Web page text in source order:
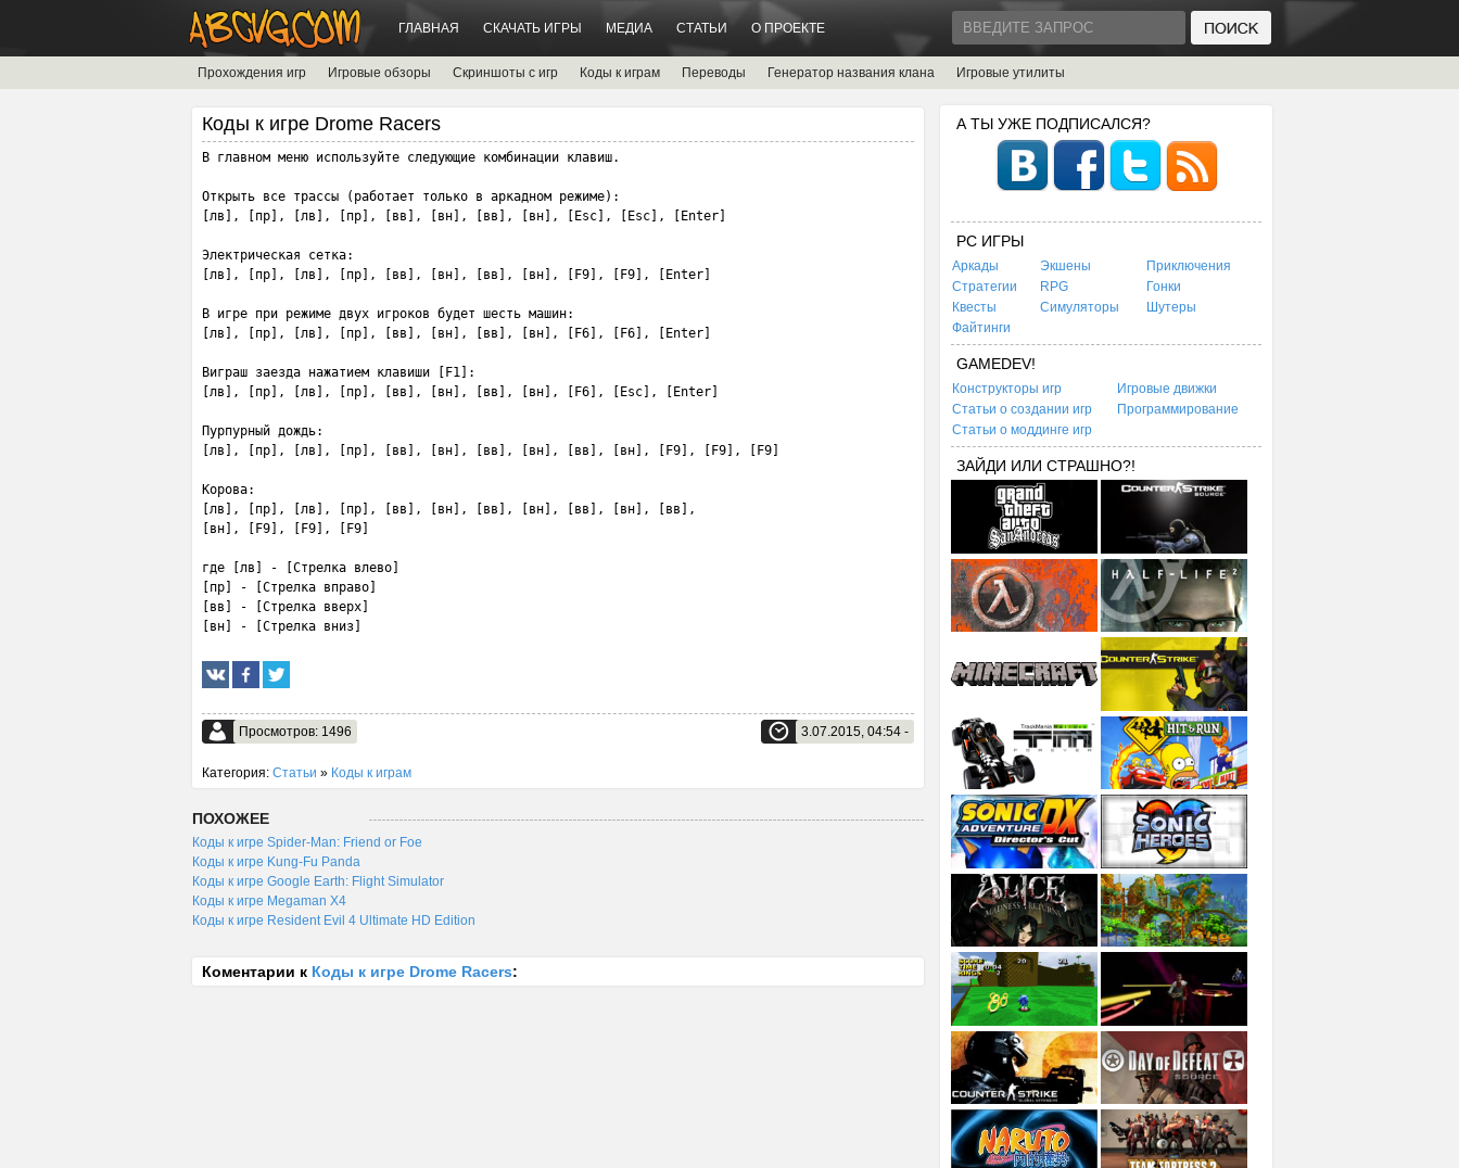
ГЛАВНАЯ СКАЧАТЬ ИГРЫ МЕДИА СТАТЬИ О ПРОЕКТЕ
Прохождения игр Игровые обзоры Скриншоты с игр Коды к играм Переводы Генератор названия клана Игровые утилиты
Коды к игре Drome Racers
В главном меню используйте следующие комбинации клавиш.
Открыть все трассы (работает только в аркадном режиме):
[лв], [пр], [лв], [пр], [вв], [вн], [вв], [вн], [Esc], [Esc], [Enter]
Электрическая сетка:
[лв], [пр], [лв], [пр], [вв], [вн], [вв], [вн], [F9], [F9], [Enter]
В игре при режиме двух игроков будет шесть машин:
[лв], [пр], [лв], [пр], [вв], [вн], [вв], [вн], [F6], [F6], [Enter]
Виграш заезда нажатием клавиши [F1]:
[лв], [пр], [лв], [пр], [вв], [вн], [вв], [вн], [F6], [Esc], [Enter]
Пурпурный дождь:
[лв], [пр], [лв], [пр], [вв], [вн], [вв], [вн], [вв], [вн], [F9], [F9], [F9]
Корова:
[лв], [пр], [лв], [пр], [вв], [вн], [вв], [вн], [вв], [вн], [вв],
[вн], [F9], [F9], [F9]
где [лв] - [Стрелка влево]
[пр] - [Стрелка вправо]
[вв] - [Стрелка вверх]
[вн] - [Стрелка вниз]
Просмотров: 1496 3.07.2015, 04:54 -
Категория: Статьи » Коды к играм
ПОХОЖЕЕ
Коды к игре Spider-Man: Friend or Foe
Коды к игре Kung-Fu Panda
Коды к игре Google Earth: Flight Simulator
Коды к игре Megaman X4
Коды к игре Resident Evil 4 Ultimate HD Edition
Коментарии к Коды к игре Drome Racers:
А ТЫ УЖЕ ПОДПИСАЛСЯ?
PC ИГРЫ
Аркады Экшены
Приключения
Стратегии
RPG
Гонки
Квесты
Симуляторы
Шутеры
Файтинги
GAMEDEV!
Конструкторы игр
Игровые движки
Статьи о создании игр
Программирование
Статьи о моддинге игр
ЗАЙДИ ИЛИ СТРАШНО?!